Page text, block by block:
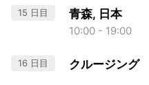
15 日目 青森, 日本
10:00 - 19:00
16 日目 クルージング